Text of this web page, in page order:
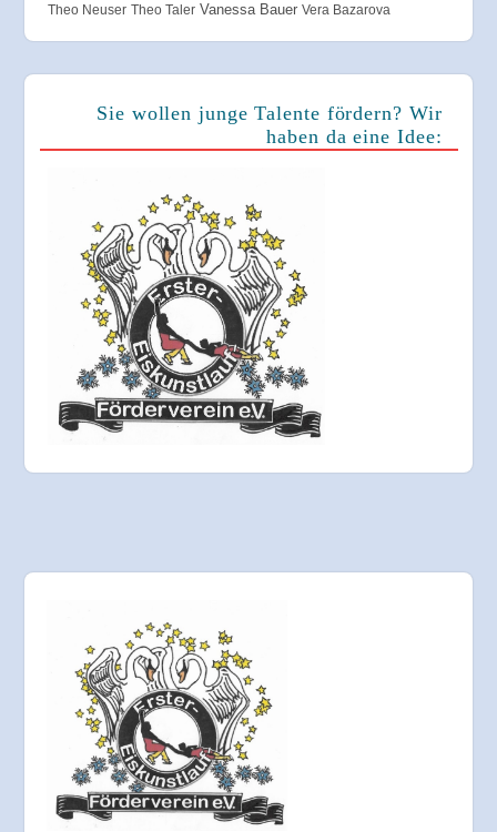
Theo Neuser Theo Taler Vanessa Bauer Vera Bazarova
Sie wollen junge Talente fördern? Wir
haben da eine Idee: